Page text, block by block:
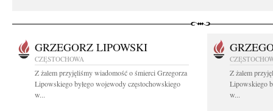
GRZEGORZ LIPOWSKI
CZĘSTOCHOWA
Z żalem przyjęliśmy wiadomość o śmierci Grzegorza
Lipowskiego byłego wojewody częstochowskiego
w...
Z żalem
Lipowskiego
w...